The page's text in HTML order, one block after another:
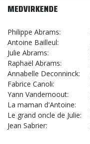
MEDVIRKENDE
Philippe Abrams
Antoine Bailleul
Julie Abrams
Raphaël Abrams
Annabelle Deconninck
Fabrice Canoli
Yann Vandernoout
La maman d'Antoine
Le grand oncle de Julie
Jean Sabrier